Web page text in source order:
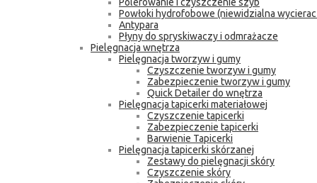
Powłoki hydrofobowe (niewidzialna
Antypara
Płyny do spryskiwaczy i odmrażacze
Pielęgnacja wnętrza
Pielęgnacja tworzyw i gumy
Czyszczenie tworzyw i gumy
Zabezpieczenie tworzyw i gumy
Quick Detailer do wnętrza
Pielęgnacja tapicerki materiałowej
Czyszczenie tapicerki
Zabezpieczenie tapicerki
Barwienie Tapicerki
Pielęgnacja tapicerki skórzanej
Zestawy do pielęgnacji skóry
Czyszczenie skóry